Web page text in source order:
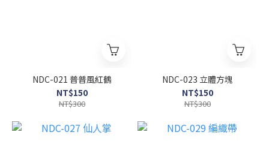
NDC-021 普普風紅鶴
NT$150
NT$300
NDC-023 立體方塊
NT$150
NT$300